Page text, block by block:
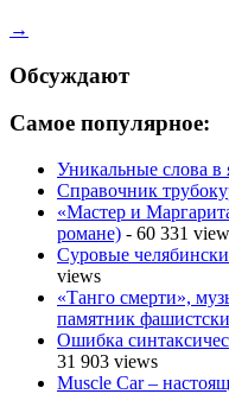
→
Обсуждают
Самое популярное:
Уникальные слова в
Справочник
«Мастер и
романе) - 60 331
Суровые
views
«Танго смерти»,
памятник
Ошибка
31 903 views
Muscle Car –